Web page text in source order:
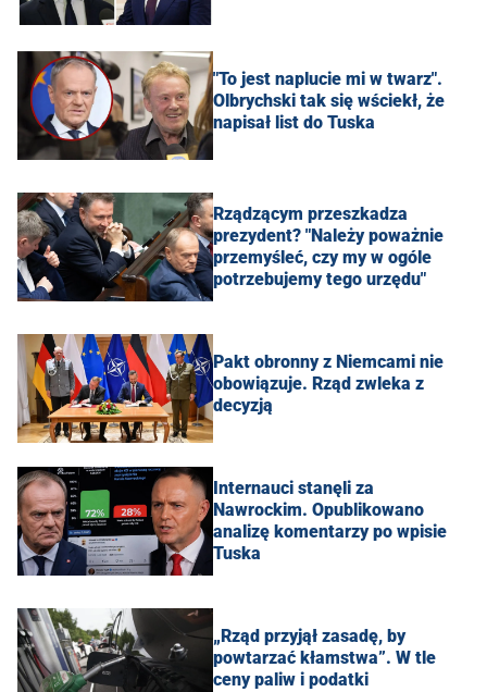
"To jest naplucie mi w twarz".
Olbrychski tak się wściekł, że
napisał list do Tuska
Rządzącym przeszkadza
prezydent? "Należy poważnie
przemyśleć, czy my w ogóle
potrzebujemy tego urzędu"
Pakt obronny z Niemcami nie
obowiązuje. Rząd zwleka z
decyzją
Internauci stanęli za
Nawrockim. Opublikowano
analizę komentarzy po wpisie
Tuska
„Rząd przyjął zasadę, by
powtarzać kłamstwa”. W tle
ceny paliw i podatki